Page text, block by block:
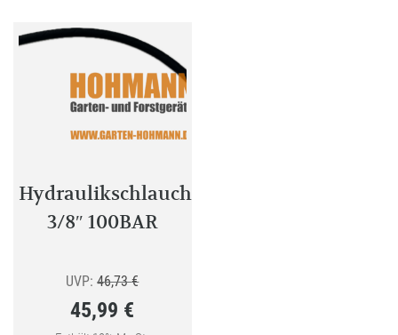
Hydraulikschlauch
3/8″ 100BAR
UVP: 46,73€Ursprünglicher
45,99 €